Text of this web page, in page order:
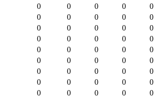
0 0 0 0 0
0 0 0 0 0
0 0 0 0 0
0 0 0 0 0
0 0 0 0 0
0 0 0 0 0
0 0 0 0 0
0 0 0 0 0
0 0 0 0 0